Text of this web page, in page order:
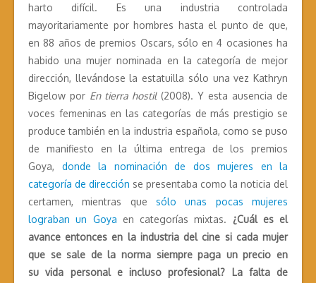
harto difícil. Es una industria controlada
mayoritariamente por hombres hasta el punto de que,
en 88 años de premios Oscars, sólo en 4 ocasiones ha
habido una mujer nominada en la categoría de mejor
dirección, llevándose la estatuilla sólo una vez Kathryn
Bigelow por En tierra hostil(2008). Y esta ausencia de
voces femeninas en las categorías de más prestigio se
produce también en la industria española, como se puso
de manifiesto en la última entrega de los premios
Goya, donde la nominación de dos mujeres en la
categoría de dirección se presentaba como la noticia del
certamen, mientras que sólo unas pocas mujeres
lograban un Goya en categorías mixtas. ¿Cuál es el
avance entonces en la industria del cine si cada mujer
que se sale de la norma siempre paga un precio en
su vida personal e incluso profesional? La falta de